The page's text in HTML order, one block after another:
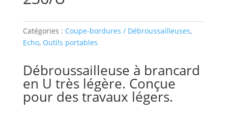
Catégories : Coupe-bordures / Débroussailleuses,
Echo, Outils portables
Débroussailleuse à brancard
en U très légère. Conçue
pour des travaux légers.